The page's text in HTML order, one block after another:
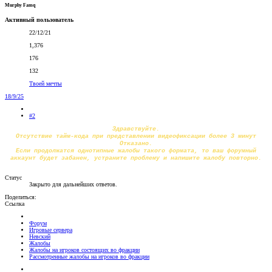
Murphy Famq
Активный пользователь
22/12/21
1,376
176
132
Твоей мечты
18/9/25
#2
Здравствуйте.
Отсутствие тайм-кода при представлении видеофиксации более 3 минут
Отказано.
Если продолжатся однотипные жалобы такого формата, то ваш форумный
аккаунт будет забанен, устраните проблему и напишите жалобу повторно.
Статус
Закрыто для дальнейших ответов.
Поделиться:
Ссылка
Форум
Игровые сервера
Невский
Жалобы
Жалобы на игроков состоящих во фракции
Рассмотренные жалобы на игроков во фракции